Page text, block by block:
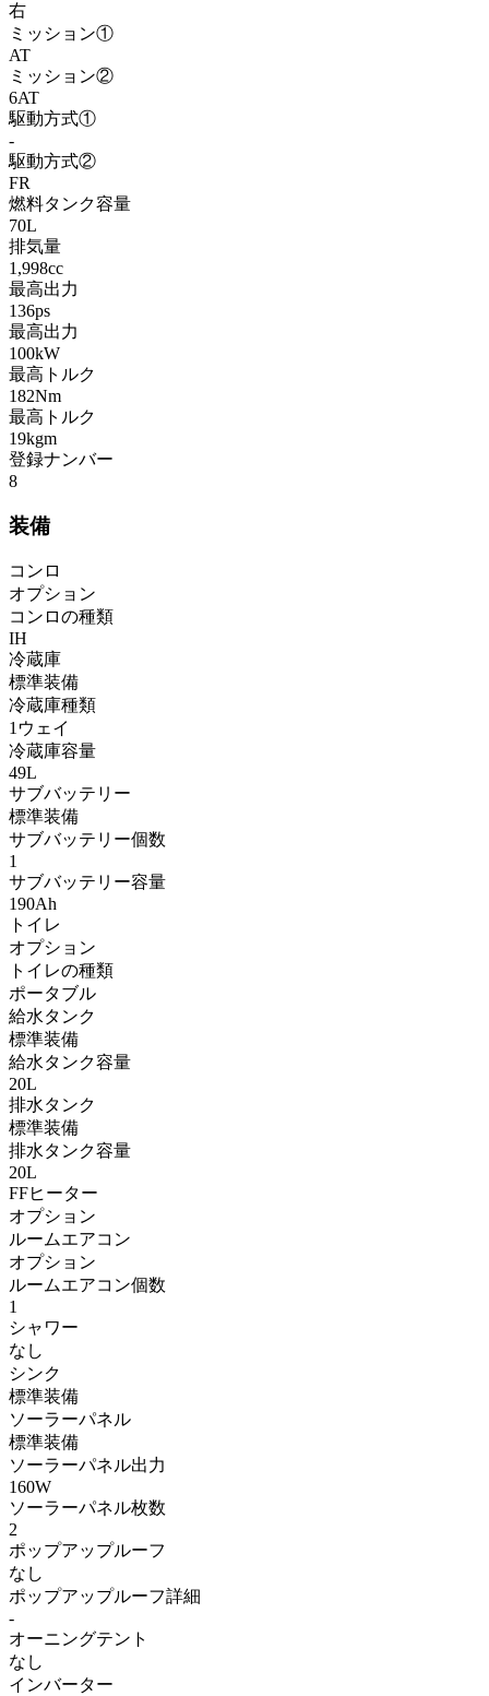
右
ミッション①
AT
ミッション②
6AT
駆動方式①
-
駆動方式②
FR
燃料タンク容量
70L
排気量
1,998cc
最高出力
136ps
最高出力
100kW
最高トルク
182Nm
最高トルク
19kgm
登録ナンバー
8
装備
コンロ
オプション
コンロの種類
IH
冷蔵庫
標準装備
冷蔵庫種類
1ウェイ
冷蔵庫容量
49L
サブバッテリー
標準装備
サブバッテリー個数
1
サブバッテリー容量
190Ah
トイレ
オプション
トイレの種類
ポータブル
給水タンク
標準装備
給水タンク容量
20L
排水タンク
標準装備
排水タンク容量
20L
FFヒーター
オプション
ルームエアコン
オプション
ルームエアコン個数
1
シャワー
なし
シンク
標準装備
ソーラーパネル
標準装備
ソーラーパネル出力
160W
ソーラーパネル枚数
2
ポップアップルーフ
なし
ポップアップルーフ詳細
-
オーニングテント
なし
インバーター